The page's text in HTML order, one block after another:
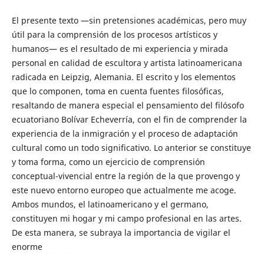
El presente texto —sin pretensiones académicas, pero muy
útil para la comprensión de los procesos artísticos y
humanos— es el resultado de mi experiencia y mirada
personal en calidad de escultora y artista latinoamericana
radicada en Leipzig, Alemania. El escrito y los elementos
que lo componen, toma en cuenta fuentes filosóficas,
resaltando de manera especial el pensamiento del filósofo
ecuatoriano Bolívar Echeverría, con el fin de comprender la
experiencia de la inmigración y el proceso de adaptación
cultural como un todo significativo. Lo anterior se constituye
y toma forma, como un ejercicio de comprensión
conceptual-vivencial entre la región de la que provengo y
este nuevo entorno europeo que actualmente me acoge.
Ambos mundos, el latinoamericano y el germano,
constituyen mi hogar y mi campo profesional en las artes.
De esta manera, se subraya la importancia de vigilar el
enorme